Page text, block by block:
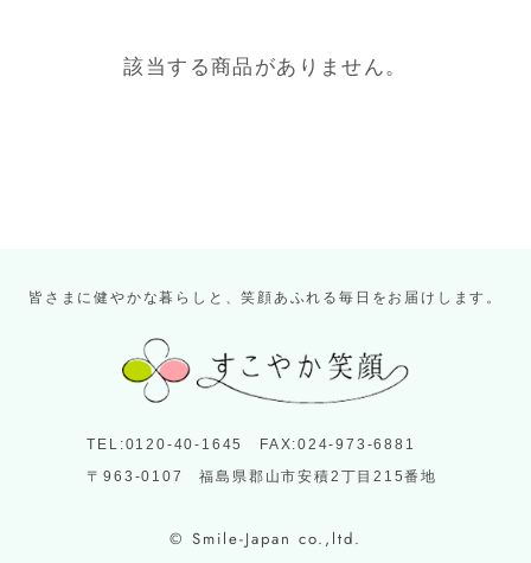
該当する商品がありません。
皆さまに健やかな暮らしと、笑顔あふれる毎日をお届けします。
TEL:0120-40-1645 FAX:024-973-6881
〒963-0107 福島県郡山市安積2丁目215番地
© Smile-Japan co.,ltd.